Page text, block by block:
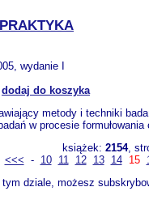
wydanie I
dodaj do koszyka
metody i techniki
w procesie formułowania
książek: 2154,
<<< - 10 11 12 13 14 15
dziale, możesz